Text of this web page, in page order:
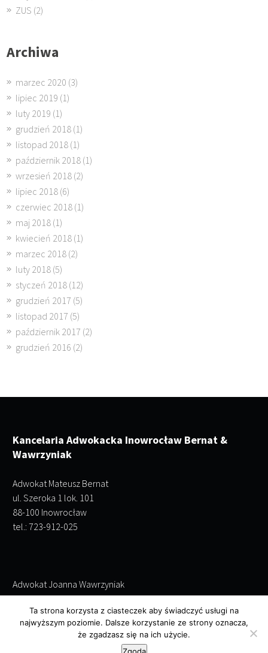
ZUS (2)
Archiwa
marzec 2020 (3)
lipiec 2019 (1)
luty 2019 (1)
grudzień 2018 (1)
listopad 2018 (1)
październik 2018 (1)
wrzesień 2018 (2)
lipiec 2018 (6)
czerwiec 2018 (1)
maj 2018 (1)
kwiecień 2018 (1)
marzec 2018 (2)
luty 2018 (5)
styczeń 2018 (12)
grudzień 2017 (5)
listopad 2017 (5)
październik 2017 (2)
grudzień 2016 (2)
Kancelaria Adwokacka Inowrocław Bernat &
Wawrzyniak
Adwokat Mateusz Bernat
ul. Szeroka 1 lok. 101
88-100 Inowrocław
tel.: 723-912-025
Adwokat Joanna Wawrzyniak
ul. Szeroka 1 lok. 101
88-100 Inowrocław
tel.: 695-243-952
Ta strona korzysta z ciasteczek aby świadczyć usługi na
najwyższym poziomie. Dalsze korzystanie ze strony oznacza,
że zgadzasz się na ich użycie.